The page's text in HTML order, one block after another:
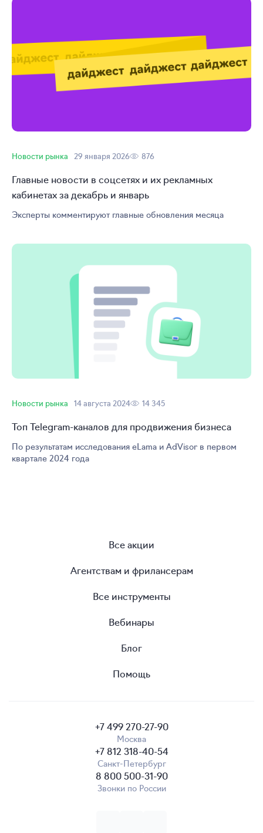
Новости рынка 29 января 2026 876
Главные новости в соцсетях и их рекламных
кабинетах за декабрь и январь
Эксперты комментируют главные обновления месяца
Новости рынка 14 августа 2024 14 345
Топ Telegram-каналов для продвижения бизнеса
По результатам исследования eLama и AdVisor в первом
квартале 2024 года
Все акции
Агентствам и фрилансерам
Все инструменты
Вебинары
Блог
Помощь
+7 499 270-27-90
Москва
+7 812 318-40-54
Санкт-Петербург
8 800 500-31-90
Звонки по России